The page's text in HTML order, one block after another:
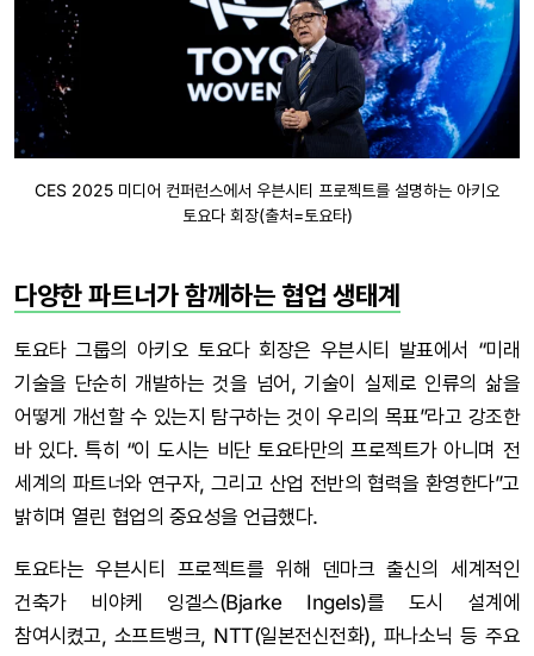
CES 2025 미디어 컨퍼런스에서 우븐시티 프로젝트를 설명하는 아키오
토요다 회장(출처=토요타)
다양한 파트너가 함께하는 협업 생태계
토요타 그룹의 아키오 토요다 회장은 우븐시티 발표에서 “미래
기술을 단순히 개발하는 것을 넘어, 기술이 실제로 인류의 삶을
어떻게 개선할 수 있는지 탐구하는 것이 우리의 목표”라고 강조한
바 있다. 특히 “이 도시는 비단 토요타만의 프로젝트가 아니며 전
세계의 파트너와 연구자, 그리고 산업 전반의 협력을 환영한다”고
밝히며 열린 협업의 중요성을 언급했다.
토요타는 우븐시티 프로젝트를 위해 덴마크 출신의 세계적인
건축가 비야케 잉겔스(Bjarke Ingels)를 도시 설계에
참여시켰고, 소프트뱅크, NTT(일본전신전화), 파나소닉 등 주요